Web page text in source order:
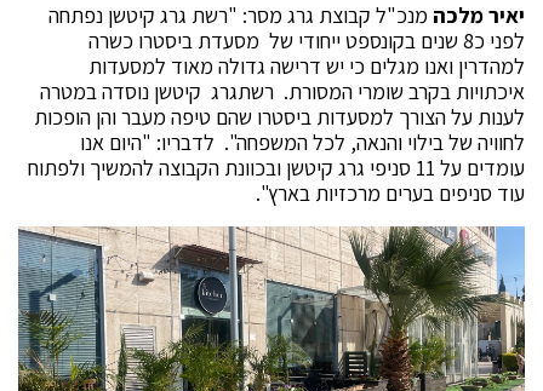
יאיר מלכה מנכ"ל קבוצת גרג מסר: "רשת גרג קיטשן נפתחה
לפני כ8 שנים בקונספט ייחודי של מסעדת ביסטרו כשרה
למהדרין ואנו מגלים כי יש דרישה גדולה מאוד למסעדות
איכתויות בקרב שומרי המסורת. רשתגרג קיטשן נוסדה במטרה
לענות על הצורך למסעדות ביסטרו שהם טיפה מעבר והן הופכות
לחוויה של בילוי והנאה, לכל המשפחה". לדבריו: "היום אנו
עומדים על 11 סניפי גרג קיטשן ובכוונת הקבוצה להמשיך ולפתוח
עוד סניפים בערים מרכזיות בארץ".